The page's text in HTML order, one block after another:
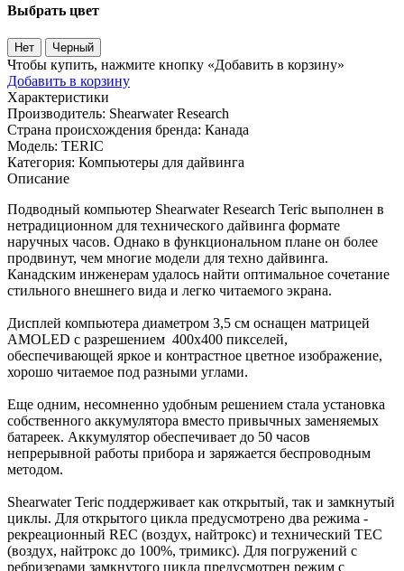
Выбрать цвет
Нет Черный
Чтобы купить, нажмите кнопку «Добавить в корзину»
Добавить в корзину
Характеристики
Производитель: Shearwater Research
Страна происхождения бренда: Канада
Модель: TERIC
Категория: Компьютеры для дайвинга
Описание
Подводный компьютер Shearwater Research Teric выполнен в
нетрадиционном для технического дайвинга формате
наручных часов. Однако в функциональном плане он более
продвинут, чем многие модели для техно дайвинга.
Канадским инженерам удалось найти оптимальное сочетание
стильного внешнего вида и легко читаемого экрана.
Дисплей компьютера диаметром 3,5 см оснащен матрицей
AMOLED с разрешением 400x400 пикселей,
обеспечивающей яркое и контрастное цветное изображение,
хорошо читаемое под разными углами.
Еще одним, несомненно удобным решением стала установка
собственного аккумулятора вместо привычных заменяемых
батареек. Аккумулятор обеспечивает до 50 часов
непрерывной работы прибора и заряжается беспроводным
методом.
Shearwater Teric поддерживает как открытый, так и замкнутый
циклы. Для открытого цикла предусмотрено два режима -
рекреационный REC (воздух, найтрокс) и технический TEC
(воздух, найтрокс до 100%, тримикс). Для погружений с
ребризерами замкнутого цикла предусмотрен режим с